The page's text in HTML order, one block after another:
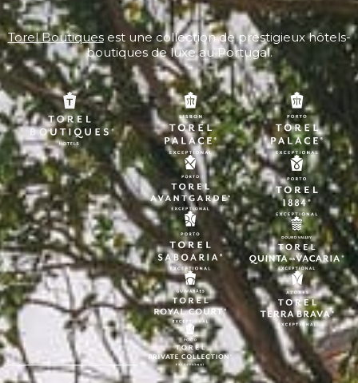
Torel Boutiquesest une collection de prestigieux hôtels-
boutiques de luxe au Portugal.